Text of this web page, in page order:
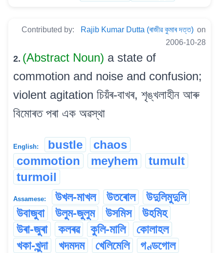
Contributed by: Rajib Kumar Dutta (ৰাজীৱ কুমাৰ দত্ত) on
2006-10-28
2. (Abstract Noun) a state of
commotion and noise and confusion;
violent agitation চিয়ঁৰ-বাখৰ, শৃঙ্খলাহীন আৰু
বিমোৰত পৰা এক অৱস্থা
English: bustle
chaos
commotion
meyhem
tumult
turmoil
Assamese: উখল-মাখল উতৰোল
উদুলিমুদুলি
উবাজুবা
উলুম-জুলুম উসমিস
উহমিহ
উৰা-জুৰা
কলৰৱ কুলি-মালি
কোলাহল
খকা-খুন্দা
খদমদম খেলিমেলি
গণ্ডগোল